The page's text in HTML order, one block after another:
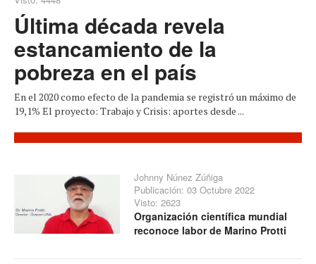
Última década revela
estancamiento de la
pobreza en el país
En el 2020 como efecto de la pandemia se registró un máximo de
19,1% El proyecto: Trabajo y Crisis: aportes desde ...
Johnny Núnez Zúñiga
Publicación: 03 Octubre 2022
Visto: 2623
Organización científica mundial
reconoce labor de Marino Protti